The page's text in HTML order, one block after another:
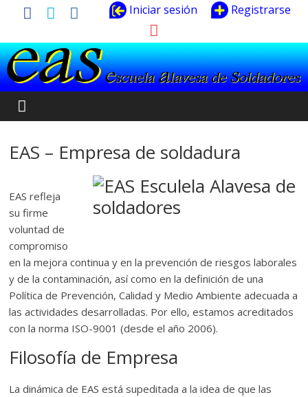
Iniciar sesión Registrarse
EAS – Empresa de soldadura
EAS refleja
su firme
voluntad de
compromiso
en la mejora continua y en la prevención de riesgos laborales
y de la contaminación, así como en la definición de una
Política de Prevención, Calidad y Medio Ambiente adecuada a
las actividades desarrolladas. Por ello, estamos acreditados
con la norma ISO-9001 (desde el año 2006).
Filosofía de Empresa
La dinámica de EAS está supeditada a la idea de que las